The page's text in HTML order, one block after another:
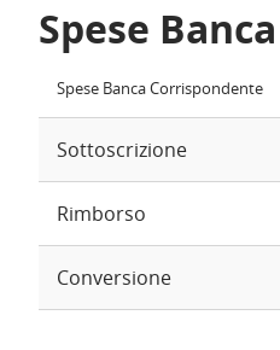
Spese
Spese Banca Corrispondente
Sottoscrizione
Rimborso
Conversione